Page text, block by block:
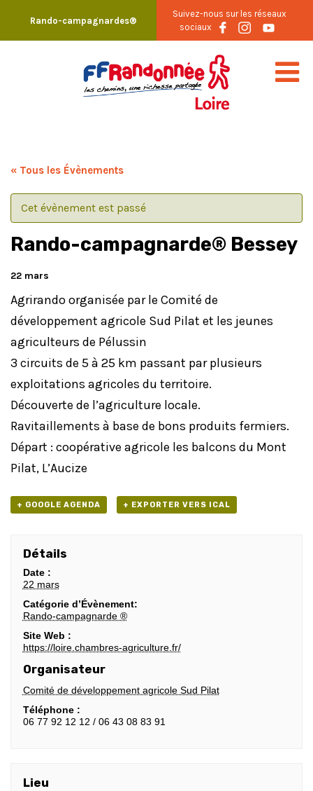
content
Rando-campagnardes®
Suivez-nous sur les réseaux
sociaux
« Tous les Évènements
Cet évènement est passé
Rando-campagnarde® Bessey
22 mars
Agrirando organisée par le Comité de
développement agricole Sud Pilat et les jeunes
agriculteurs de Pélussin
3 circuits de 5 à 25 km passant par plusieurs
exploitations agricoles du territoire.
Découverte de l’agriculture locale.
Ravitaillements à base de bons produits fermiers.
Départ : coopérative agricole les balcons du Mont
Pilat, L’Aucize
+ GOOGLE AGENDA + EXPORTER VERS ICAL
Détails
Date :
22 mars
Catégorie d’Évènement:
Rando-campagnarde ®
Site Web :
https://loire.chambres-agriculture.fr/
Organisateur
Comité de développement agricole Sud Pilat
Téléphone :
06 77 92 12 12 / 06 43 08 83 91
Lieu